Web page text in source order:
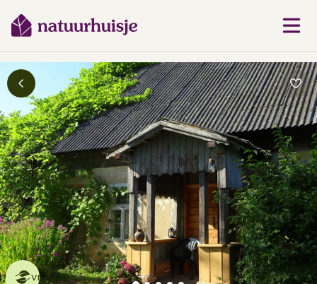
Dit natuurhuisje is eco-
vriendelijklees meer